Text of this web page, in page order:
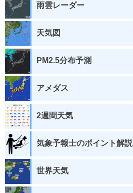
雨雲レーダー
天気図
PM2.5分布予測
アメダス
2週間天気
気象予報士のポイント解説
世界天気